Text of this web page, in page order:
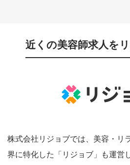
近くの美容師求人を
株式会社リジョブでは、美容・リ
界に特化した「リジョブ」も運営